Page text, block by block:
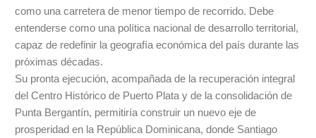
como una carretera de menor tiempo de recorrido. Debe
entenderse como una política nacional de desarrollo territorial,
capaz de redefinir la geografía económica del país durante las
próximas décadas.
Su pronta ejecución, acompañada de la recuperación integral
del Centro Histórico de Puerto Plata y de la consolidación de
Punta Bergantín, permitiría construir un nuevo eje de
prosperidad en la República Dominicana, donde Santiago